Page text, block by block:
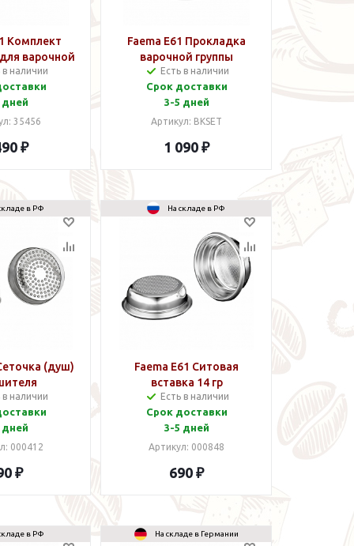
Комплект
варочной
в наличии
дней
35456
₽
Faema E61 Прокладка
варочной группы
комплект
Есть в наличии
Срок доставки
3-5 дней
Артикул: BKSET
1 090 ₽
в РФ
(душ)
в наличии
дней
000412
₽
На складе в РФ
Faema E61 Ситовая
вставка 14 гр
Есть в наличии
Срок доставки
3-5 дней
Артикул: 000848
690 ₽
в РФ На складе в Германии